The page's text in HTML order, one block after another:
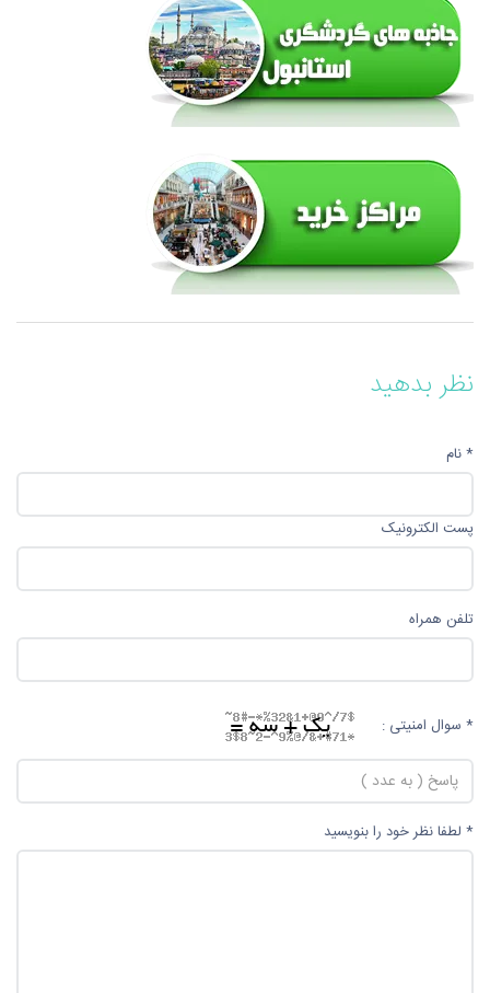
نظر بدهید
* نام
پست الکترونیک
تلفن همراه
* سوال امنیتی :
* لطفا نظر خود را بنویسید